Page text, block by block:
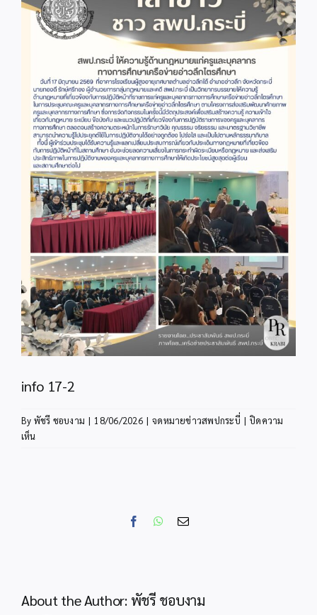
Image
info 17-2
By พัชรี ชอบงาม | 18/06/2026 | จดหมายข่าวสพปกระบี่ | ปิดความ
เห็น
FacebookWhatsApp
Email
About the Author: พัชรี ชอบงาม